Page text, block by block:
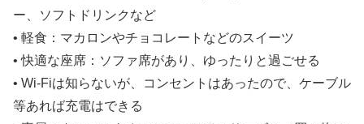
ー、ソフトドリンクなど
• 軽食：マカロンやチョコレートなどのスイーツ
• 快適な座席：ソファ席があり、ゆったりと過ごせる
• Wi-Fiは知らないが、コンセントはあったので、ケーブル
等あれば充電はできる